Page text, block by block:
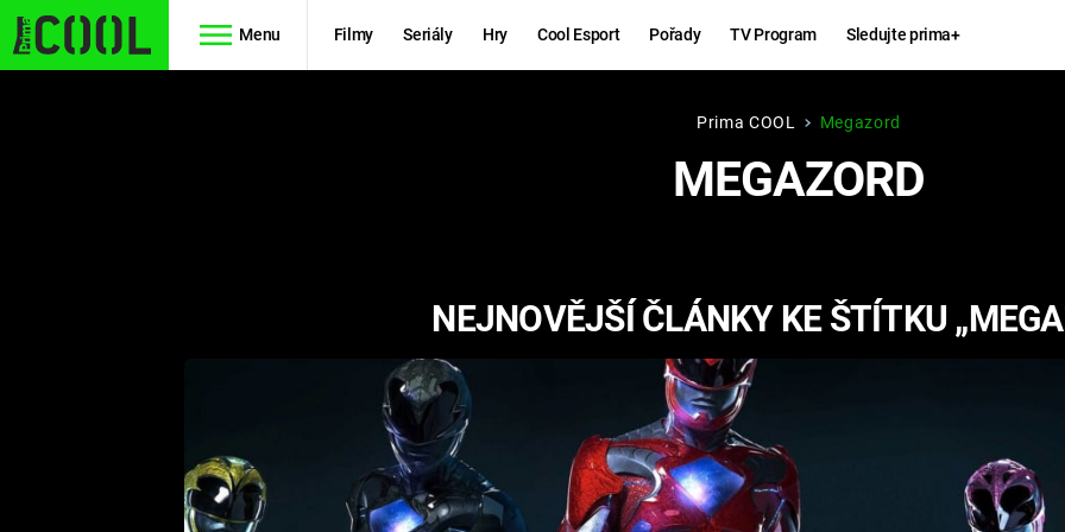
Menu Filmy Seriály Hry Cool Esport Pořady TV Program Sledujte prima+
FUTURAMA
RYCHLE A
ZBĚSILE 10
PREDÁTOR
Hry
KINGDOM
COME:
DELIVERANCE
ESPORT
Prima COOL Megazord
MEGAZORD
NEJNOVĚJŠÍ ČLÁNKY KE ŠTÍTKU